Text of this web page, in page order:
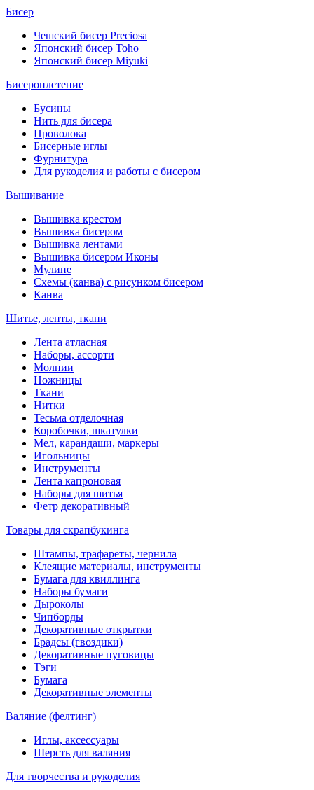
Бисер
Чешский бисер Preciosa
Японский бисер Toho
Японский бисер Miyuki
Бисероплетение
Бусины
Нить для бисера
Проволока
Бисерные иглы
Фурнитура
Для рукоделия и работы с бисером
Вышивание
Вышивка крестом
Вышивка бисером
Вышивка лентами
Вышивка бисером Иконы
Мулине
Схемы (канва) с рисунком бисером
Канва
Шитье, ленты, ткани
Лента атласная
Наборы, ассорти
Молнии
Ножницы
Ткани
Нитки
Тесьма отделочная
Коробочки, шкатулки
Мел, карандаши, маркеры
Игольницы
Инструменты
Лента капроновая
Наборы для шитья
Фетр декоративный
Товары для скрапбукинга
Штампы, трафареты, чернила
Клеящие материалы, инструменты
Бумага для квиллинга
Наборы бумаги
Дыроколы
Чипборды
Декоративные открытки
Брадсы (гвоздики)
Декоративные пуговицы
Тэги
Бумага
Декоративные элементы
Валяние (фелтинг)
Иглы, аксессуары
Шерсть для валяния
Для творчества и рукоделия